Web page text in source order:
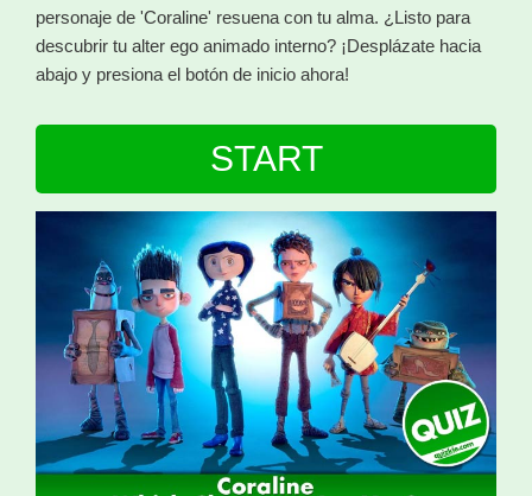
personaje de 'Coraline' resuena con tu alma. ¿Listo para
descubrir tu alter ego animado interno? ¡Desplázate hacia
abajo y presiona el botón de inicio ahora!
START